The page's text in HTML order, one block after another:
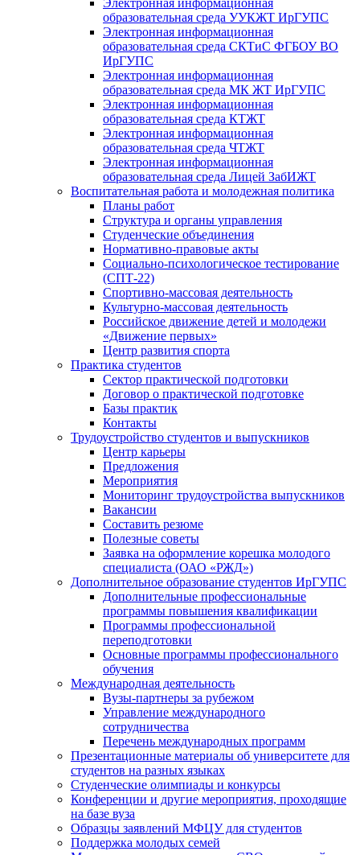
Электронная информационная
образовательная среда УУКЖТ ИрГУПС
Электронная информационная
образовательная среда СКТиС ФГБОУ ВО
ИрГУПС
Электронная информационная
образовательная среда МК ЖТ ИрГУПС
Электронная информационная
образовательная среда КТЖТ
Электронная информационная
образовательная среда ЧТЖТ
Электронная информационная
образовательная среда Лицей ЗабИЖТ
Воспитательная работа и молодежная политика
Планы работ
Структура и органы управления
Студенческие объединения
Нормативно-правовые акты
Социально-психологическое тестирование
(СПТ-22)
Спортивно-массовая деятельность
Культурно-массовая деятельность
Российское движение детей и молодежи
«Движение первых»
Центр развития спорта
Практика студентов
Сектор практической подготовки
Договор о практической подготовке
Базы практик
Контакты
Трудоустройство студентов и выпускников
Центр карьеры
Предложения
Мероприятия
Мониторинг трудоустройства выпускников
Вакансии
Составить резюме
Полезные советы
Заявка на оформление корешка молодого
специалиста (ОАО «РЖД»)
Дополнительное образование студентов ИрГУПС
Дополнительные профессиональные
программы повышения квалификации
Программы профессиональной
переподготовки
Основные программы профессионального
обучения
Международная деятельность
Вузы-партнеры за рубежом
Управление международного
сотрудничества
Перечень международных программ
Презентационные материалы об университете для
студентов на разных языках
Студенческие олимпиады и конкурсы
Конференции и другие мероприятия, проходящие
на базе вуза
Образцы заявлений МФЦУ для студентов
Поддержка молодых семей